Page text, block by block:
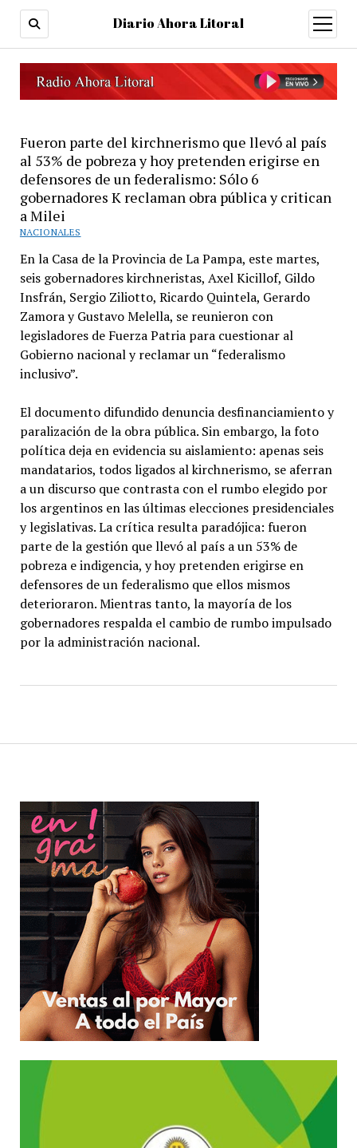
Diario Ahora Litoral
open
menu
Fueron parte del kirchnerismo que llevó al país
al 53% de pobreza y hoy pretenden erigirse en
defensores de un federalismo: Sólo 6
gobernadores K reclaman obra pública y critican
a Milei
NACIONALES
En la Casa de la Provincia de La Pampa, este martes,
seis gobernadores kirchneristas, Axel Kicillof, Gildo
Insfrán, Sergio Ziliotto, Ricardo Quintela, Gerardo
Zamora y Gustavo Melella, se reunieron con
legisladores de Fuerza Patria para cuestionar al
Gobierno nacional y reclamar un “federalismo
inclusivo”.
El documento difundido denuncia desfinanciamiento y
paralización de la obra pública. Sin embargo, la foto
política deja en evidencia su aislamiento: apenas seis
mandatarios, todos ligados al kirchnerismo, se aferran
a un discurso que contrasta con el rumbo elegido por
los argentinos en las últimas elecciones presidenciales
y legislativas. La crítica resulta paradójica: fueron
parte de la gestión que llevó al país a un 53% de
pobreza e indigencia, y hoy pretenden erigirse en
defensores de un federalismo que ellos mismos
deterioraron. Mientras tanto, la mayoría de los
gobernadores respalda el cambio de rumbo impulsado
por la administración nacional.